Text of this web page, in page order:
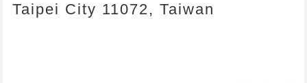
Taipei City 11072, Taiwan